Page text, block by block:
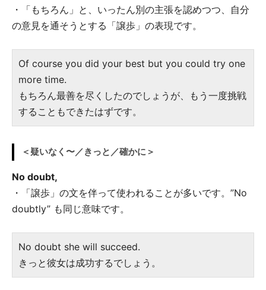
・「もちろん」と、いったん別の主張を認めつつ、自分
の意見を通そうとする「譲歩」の表現です。
Of course you did your best but you could try one
more time.
もちろん最善を尽くしたのでしょうが、もう一度挑戦
することもできたはずです。
＜疑いなく〜／きっと／確かに＞
No doubt,
・「譲歩」の文を伴って使われることが多いです。”No
doubtly” も同じ意味です。
No doubt she will succeed.
きっと彼女は成功するでしょう。